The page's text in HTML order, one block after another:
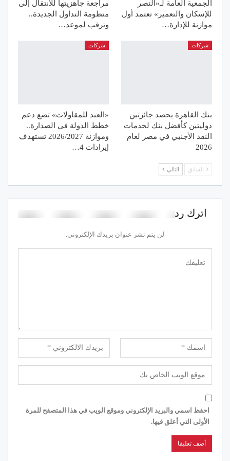
الجمعية العامة لـ«النصر
للإسكان والتعمير» تعتمد أول
موازنة للإدارة…
مراجعة جاهزيتها للانتقال إلى
منظومة التداول الجديدة..
وترقب لموعد…
شركات
بنك القاهرة يحصد جائزتين
دوليتين كأفضل بنك لخدمات
النقد الأجنبي في مصر لعام
2026
شركات
«العبد للمقاولات» تضع دعم
خطط الدولة في الصدارة..
وموازنة 2026/2027 تستهدف
إيرادات 4…
السابق التالي
اترك رد
لن يتم نشر عنوان بريدك الإلكتروني.
احفظ اسمي والبريد الإلكتروني وموقع الويب في هذا المتصفح للمرة
الأولى التي أعلق فيها.